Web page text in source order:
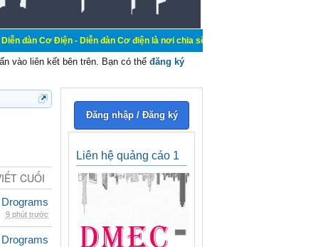
Điện - Diễn đàn Cơ điện là nơi chia sẽ kiến thức kinh nghiệm trong lãnh vực
vào liên kết bên trên. Bạn có thể đăng ký
CUỐI
Drograms
9 phút trước
Drograms
Đăng nhập / Đăng ký
Liên hệ quảng cáo 1